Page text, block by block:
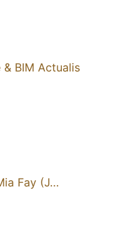
& BIM Actualis
Fay (J…